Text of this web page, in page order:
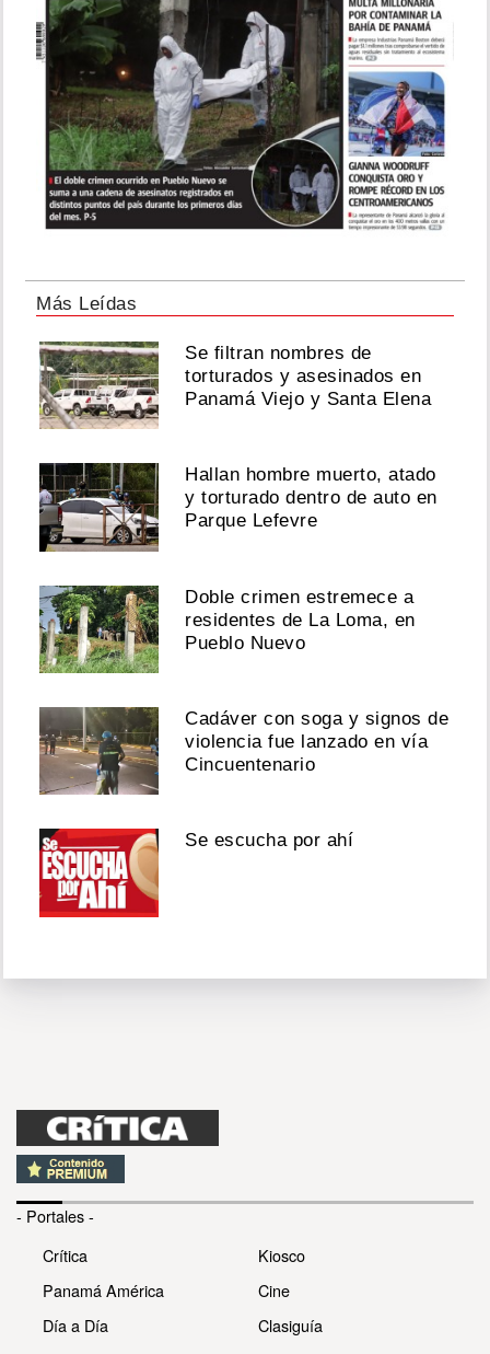
Más Leídas
Se filtran nombres de
torturados y asesinados en
Panamá Viejo y Santa Elena
Hallan hombre muerto, atado
y torturado dentro de auto en
Parque Lefevre
Doble crimen estremece a
residentes de La Loma, en
Pueblo Nuevo
Cadáver con soga y signos de
violencia fue lanzado en vía
Cincuentenario
Se escucha por ahí
- Portales -
Crítica
Panamá América
Día a Día
Kiosco
Cine
Clasiguía